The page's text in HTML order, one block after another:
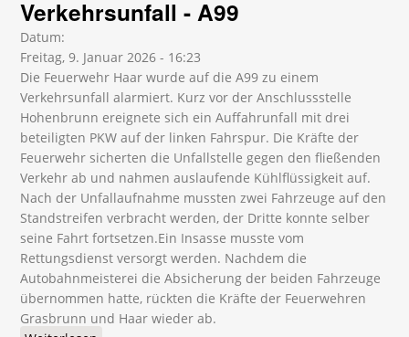
Verkehrsunfall - A99
Datum:
Freitag, 9. Januar 2026 - 16:23
Die Feuerwehr Haar wurde auf die A99 zu einem
Verkehrsunfall alarmiert. Kurz vor der Anschlussstelle
Hohenbrunn ereignete sich ein Auffahrunfall mit drei
beteiligten PKW auf der linken Fahrspur. Die Kräfte der
Feuerwehr sicherten die Unfallstelle gegen den fließenden
Verkehr ab und nahmen auslaufende Kühlflüssigkeit auf.
Nach der Unfallaufnahme mussten zwei Fahrzeuge auf den
Standstreifen verbracht werden, der Dritte konnte selber
seine Fahrt fortsetzen.Ein Insasse musste vom
Rettungsdienst versorgt werden. Nachdem die
Autobahnmeisterei die Absicherung der beiden Fahrzeuge
übernommen hatte, rückten die Kräfte der Feuerwehren
Grasbrunn und Haar wieder ab.